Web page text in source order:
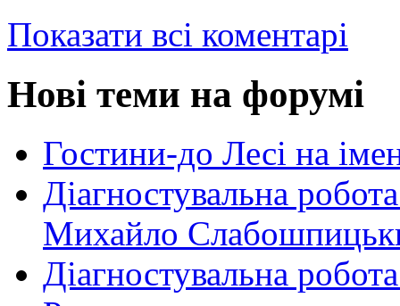
Показати всі коментарі
Нові теми на форумі
Гостини-до Лесі на
Діагностувальна
Михайло
Діагностувальна